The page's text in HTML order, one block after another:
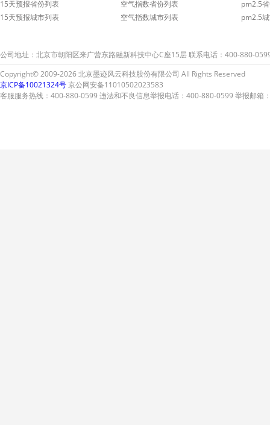
15天预报省份列表
15天预报城市列表
空气指数省份列表
空气指数城市列表
pm2.5
pm2.5
公司地址：北京市朝阳区来广营东路融新科技中心C座15层 联系电话：400-880-
Copyright© 2009-2026 北京墨迹风云科技股份有限公司 All Rights Reserved
京ICP备10021324号京公网安备11010502023583
客服服务热线：400-880-0599 违法和不良信息举报电话：400-880-0599 举报邮箱